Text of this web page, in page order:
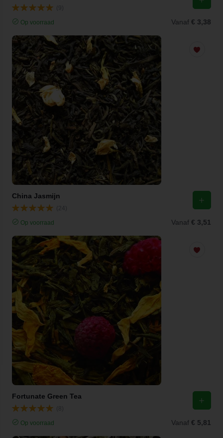
Op voorraad Vanaf € 3,38
China Jasmijn
Op voorraad Vanaf € 3,51
Fortunate Green Tea
Op voorraad Vanaf € 5,81